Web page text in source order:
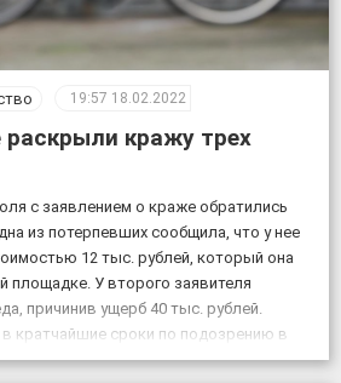
19:57 18.02.2022
кражу трех
с заявлением о краже обратились
из потерпевших сообщила, что у нее
12 тыс. рублей, который она
площадке. У второго заявителя
причинив ущерб 40 тыс. рублей.
кратчайшие сроки по подозрению в
задержаны двое […]